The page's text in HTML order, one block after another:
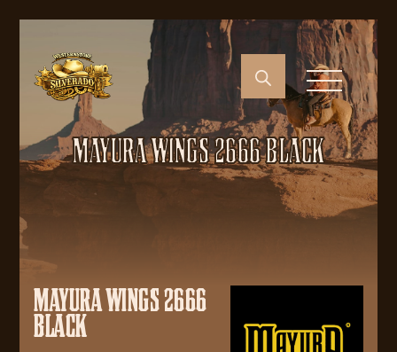
MAYURA WINGS 2666 BLACK
MAYURA WINGS 2666
BLACK